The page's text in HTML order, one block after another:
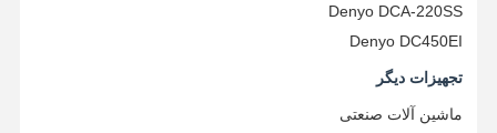
قطعات موتور کامینز
قطعات موتور YANMAR
قطعات موتور حفاری DOOSAN
Denyo DCA-220SS
Denyo DC450EI
تجهیزات دیگر
ماشین آلات صنعتی